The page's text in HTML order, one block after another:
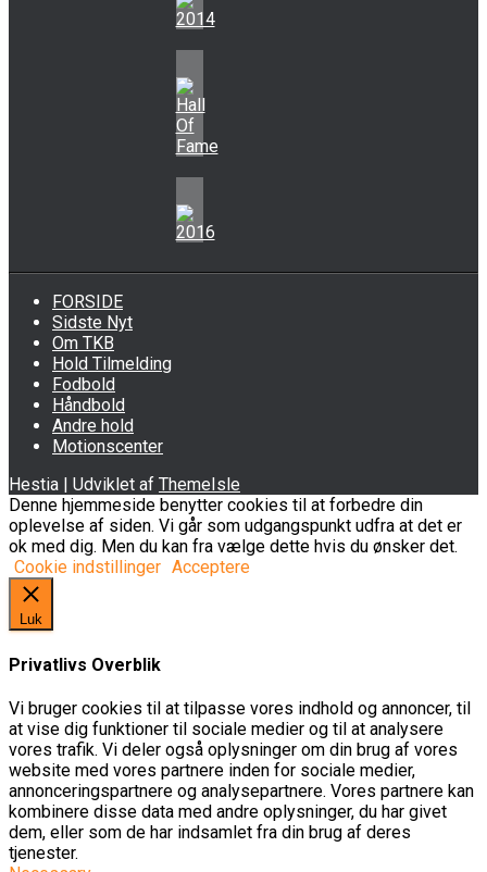
FORSIDE
Sidste Nyt
Om TKB
Hold Tilmelding
Fodbold
Håndbold
Andre hold
Motionscenter
Hestia | Udviklet af ThemeIsle
Denne hjemmeside benytter cookies til at forbedre din
oplevelse af siden. Vi går som udgangspunkt udfra at det er
ok med dig. Men du kan fra vælge dette hvis du ønsker det.
Cookie indstillinger Acceptere
Luk
Privatlivs Overblik
Vi bruger cookies til at tilpasse vores indhold og annoncer, til
at vise dig funktioner til sociale medier og til at analysere
vores trafik. Vi deler også oplysninger om din brug af vores
website med vores partnere inden for sociale medier,
annonceringspartnere og analysepartnere. Vores partnere kan
kombinere disse data med andre oplysninger, du har givet
dem, eller som de har indsamlet fra din brug af deres
tjenester.